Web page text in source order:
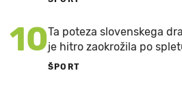
10Ta poteza slovenskega
je hitro zaokrožila po
ŠPORT